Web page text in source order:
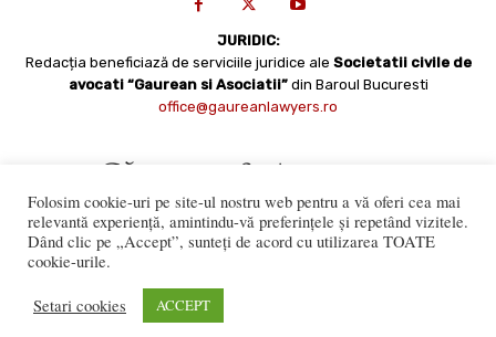
JURIDIC:
Redacția beneficiază de serviciile juridice ale Societatii civile de
avocati “Gaurean si Asociatii” din Baroul Bucuresti
office@gaureanlawyers.ro
numai cu acordul expres al Bistriteanul.Ro. © Copyright 2008 -
Folosim cookie-uri pe site-ul nostru web pentru a vă oferi cea mai
relevantă experiență, amintindu-vă preferințele și repetând vizitele.
Dând clic pe „Accept”, sunteți de acord cu utilizarea TOATE
cookie-urile.
Setari cookies ACCEPT